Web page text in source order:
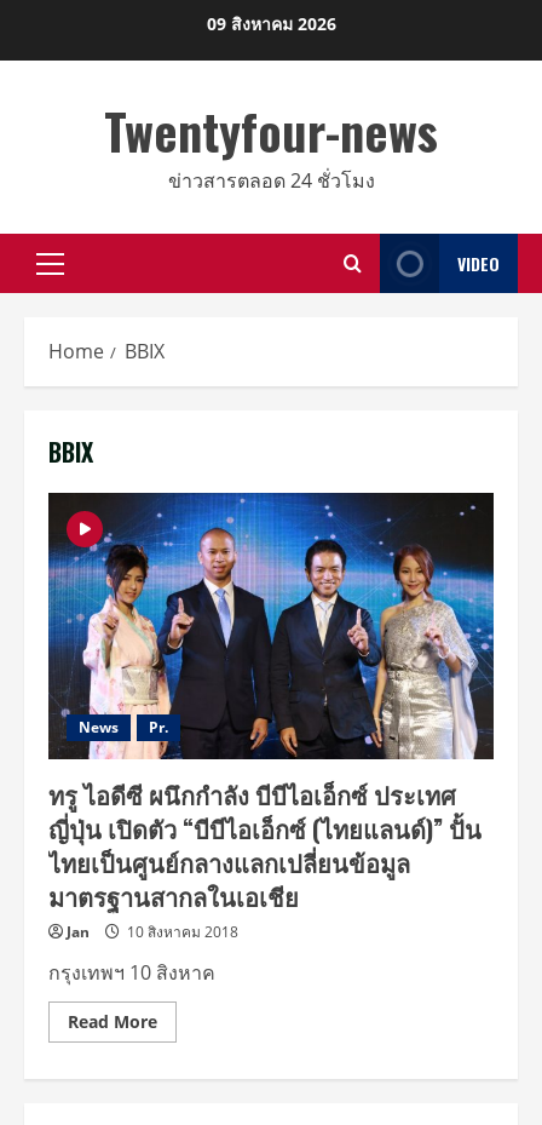
09 สิงหาคม 2026
Twentyfour-news
ข่าวสารตลอด 24 ชั่วโมง
Primary
VIDEO
Home BBIX
BBIX
News Pr.
ทรู ไอดีซี ผนึกกำลัง บีบีไอเอ็กซ์ ประเทศ
ญี่ปุ่น เปิดตัว “บีบีไอเอ็กซ์ (ไทยแลนด์)” ปั้น
ไทยเป็นศูนย์กลางแลกเปลี่ยนข้อมูล
มาตรฐานสากลในเอเชีย
Jan 10 สิงหาคม 2018
กรุงเทพฯ 10 สิงหาค
Read MoreRead
more